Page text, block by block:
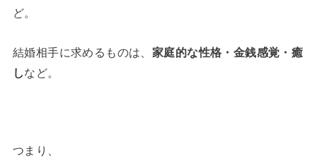
ど。
結婚相手に求めるものは、 家庭的な性格・金銭感覚・癒
しなど。
つまり、